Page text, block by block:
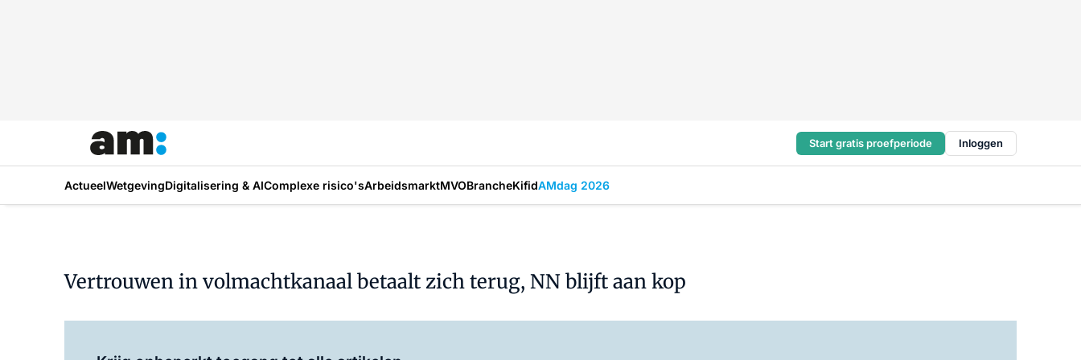
Start gratis proefperiode Inloggen
ActueelWetgevingDigitalisering & AIComplexe risico'sArbeidsmarktMVOBrancheKifidAMdag 2026
Vertrouwen in volmachtkanaal betaalt zich terug, NN blijft aan kop